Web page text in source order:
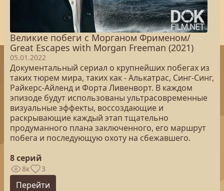
Великие побеги с Морганом Фрименом/
Great Escapes with Morgan Freeman (2021)
05.01.2022
Документальный сериал о крупнейших побегах из
таких тюрем мира, таких как - Алькатрас, Синг-Синг,
Райкерс-Айленд и Форта Ливенворт. В каждом
эпизоде будут использованы ультрасовременные
визуальные эффекты, воссоздающие и
раскрывающие каждый этап тщательно
продуманного плана заключенного, его маршрут
побега и последующую охоту на сбежавшего.
8 серий
8к 3
Перейти